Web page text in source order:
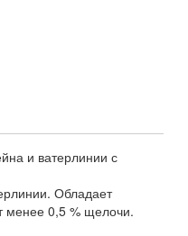
и ватерлинии с
Обладает
менее 0,5 % щелочи.